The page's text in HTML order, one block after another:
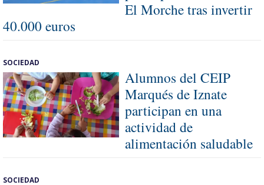
El Morche tras invertir
40.000 euros
SOCIEDAD
Alumnos del CEIP
Marqués de Iznate
participan en una
actividad de
alimentación saludable
SOCIEDAD